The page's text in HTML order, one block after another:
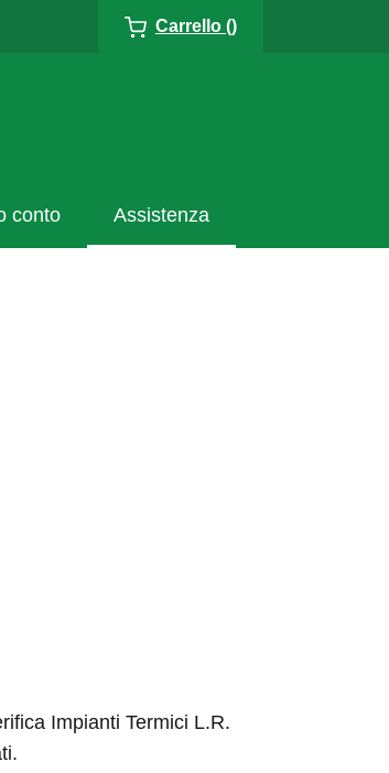
Carrello ()
conto Assistenza
Impianti Termici L.R.